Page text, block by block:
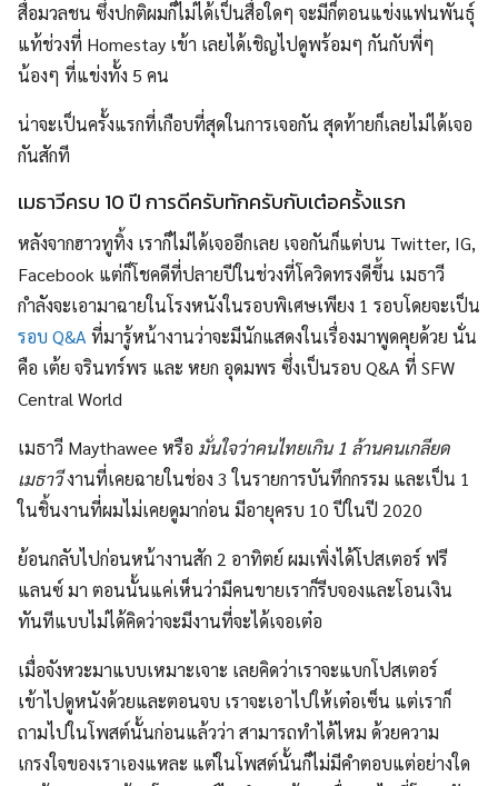
สื่อมวลชน ซึ่งปกติผมก็ไม่ได้เป็นสื่อใดๆ จะมีก็ตอนแข่งแฟนพันธุ์
แท้ช่วงที่ Homestay เข้า เลยได้เชิญไปดูพร้อมๆ กันกับพี่ๆ
น้องๆ ที่แข่งทั้ง 5 คน
น่าจะเป็นครั้งแรกที่เกือบที่สุดในการเจอกัน สุดท้ายก็เลยไม่ได้เจอ
กันสักที
เมธาวีครบ 10 ปี การดีครับทักครับกับเต๋อครั้งแรก
หลังจากฮาวทูทิ้ง เราก็ไม่ได้เจออีกเลย เจอกันก็แต่บน Twitter, IG,
Facebook แต่ก็โชคดีที่ปลายปีในช่วงที่โควิดทรงดีขึ้น เมธาวี
กำลังจะเอามาฉายในโรงหนังในรอบพิเศษเพียง 1 รอบโดยจะเป็น
รอบ Q&A ที่มารู้หน้างานว่าจะมีนักแสดงในเรื่องมาพูดคุยด้วย นั่น
คือ เต้ย จรินทร์พร และ หยก อุดมพร ซึ่งเป็นรอบ Q&A ที่ SFW
Central World
เมธาวี Maythawee หรือ มั่นใจว่าคนไทยเกิน 1 ล้านคนเกลียด
เมธาวีงานที่เคยฉายในช่อง 3 ในรายการบันทึกกรรม และเป็น 1
ในชิ้นงานที่ผมไม่เคยดูมาก่อน มีอายุครบ 10 ปีในปี 2020
ย้อนกลับไปก่อนหน้างานสัก 2 อาทิตย์ ผมเพิ่งได้โปสเตอร์ ฟรี
แลนซ์ มา ตอนนั้นแค่เห็นว่ามีคนขายเราก็รีบจองและโอนเงิน
ทันทีแบบไม่ได้คิดว่าจะมีงานที่จะได้เจอเต๋อ
เมื่อจังหวะมาแบบเหมาะเจาะ เลยคิดว่าเราจะแบกโปสเตอร์
เข้าไปดูหนังด้วยและตอนจบ เราจะเอาไปให้เต๋อเซ็น แต่เราก็
ถามไปในโพสต์นั้นก่อนแล้วว่า สามารถทำได้ไหม ด้วยความ
เกรงใจของเราเองแหละ แต่ในโพสต์นั้นก็ไม่มีคำตอบแต่อย่างใด